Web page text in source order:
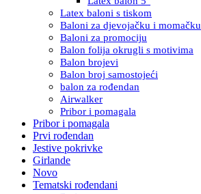
Latex baloni s tiskom
Baloni za djevojačku i momačku
Baloni za promociju
Balon folija okrugli s motivima
Balon brojevi
Balon broj samostojeći
balon za rođendan
Airwalker
Pribor i pomagala
Pribor i pomagala
Prvi rođendan
Jestive pokrivke
Girlande
Novo
Tematski rođendani